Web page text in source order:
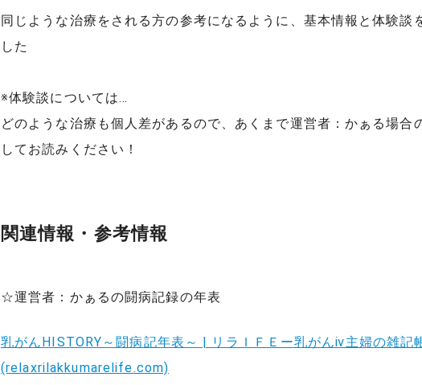
同じような治療をされる方の参考になるように、基本情報と体験談
した
※体験談については…
どのような治療も個人差があるので、あくまで運営者：かぁる場合
してお読みください！
関連情報・参考情報
☆運営者：かぁるの闘病記録の年表
乳がんHISTORY～闘病記年表～ | リラＩＦＥー乳がんⅳ主婦の雑記
(relaxrilakkumarelife.com)